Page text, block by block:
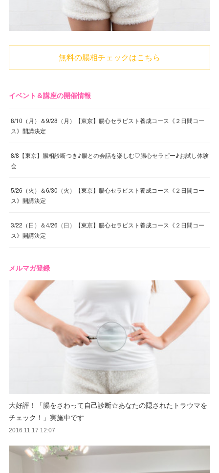
無料の腸相チェックはこちら
イベント＆講座の開催情報
8/10（月）＆9/28（月）【東京】腸心セラピスト養成コース《２日間コー
ス》開講決定
8/8【東京】腸相診断つき♪腸との会話を楽しむ♡腸心セラピー♪お試し体験
会
5/26（火）＆6/30（火）【東京】腸心セラピスト養成コース《２日間コー
ス》開講決定
3/22（日）＆4/26（日）【東京】腸心セラピスト養成コース《２日間コー
ス》開講決定
メルマガ登録
大好評！「腸をさわって自己診断☆あなたの隠されたトラウマを
チェック！」実施中です
2016.11.17 12:07